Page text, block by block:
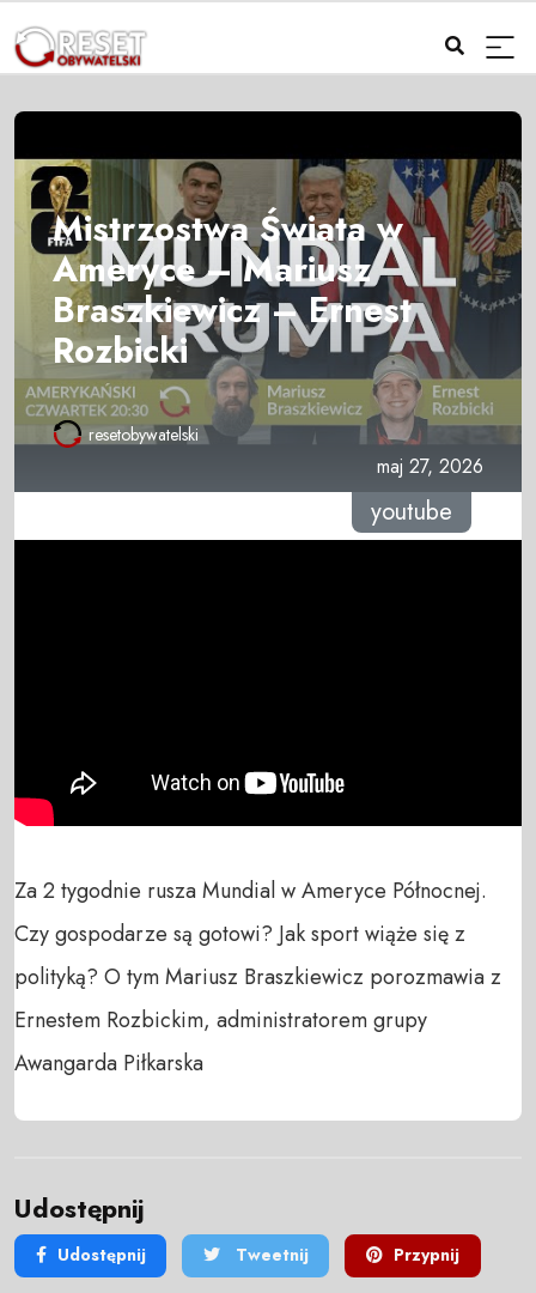
Mistrzostwa Świata w
Ameryce – Mariusz
Braszkiewicz – Ernest
Rozbicki
resetobywatelski
maj 27, 2026
youtube
Za 2 tygodnie rusza Mundial w Ameryce Północnej.
Czy gospodarze są gotowi? Jak sport wiąże się z
polityką? O tym Mariusz Braszkiewicz porozmawia z
Ernestem Rozbickim, administratorem grupy
Awangarda Piłkarska
Udostępnij
Udostępnij Tweetnij Przypnij